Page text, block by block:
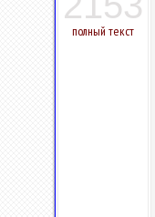
полный текст